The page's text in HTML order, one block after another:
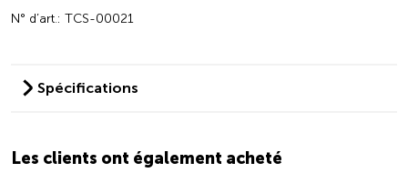
N° d’art.: TCS-00021
Spécifications
Les clients ont également acheté